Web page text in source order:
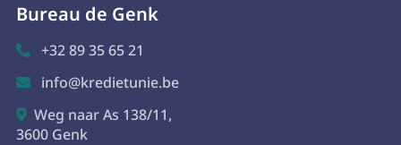
Bureau de Genk
 +32 89 35 65 21
 info@kredietunie.be
 Weg naar As 138/11,
3600 Genk